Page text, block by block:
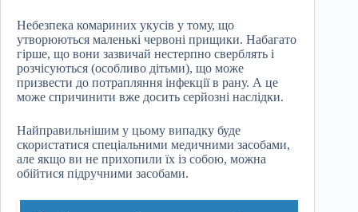
Небезпека комариних укусів у тому, що
утворюються маленькі червоні прищики. Набагато
гірше, що вони зазвичай нестерпно сверблять і
розчісуються (особливо дітьми), що може
призвести до потрапляння інфекції в рану. А це
може спричинити вже досить серйозні наслідки.
Найправильнішим у цьому випадку буде
скористатися спеціальними медичними засобами,
але якщо ви не прихопили їх із собою, можна
обійтися підручними засобами.